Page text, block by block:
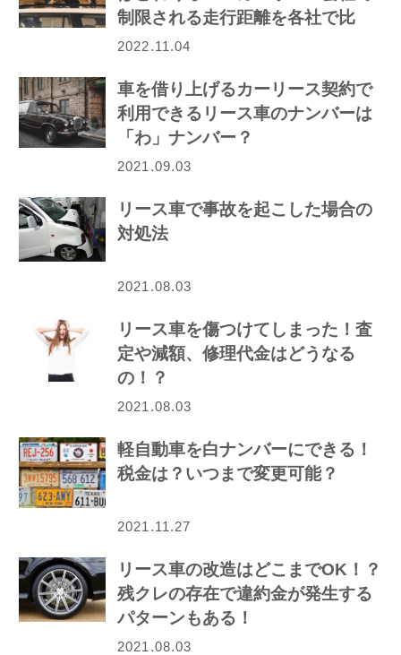
制限される走行距離を各社で比
較！
2022.11.04
車を借り上げるカーリース契約で
利用できるリース車のナンバーは
「わ」ナンバー？
2021.09.03
リース車で事故を起こした場合の
対処法
2021.08.03
リース車を傷つけてしまった！査
定や減額、修理代金はどうなる
の！？
2021.08.03
軽自動車を白ナンバーにできる！
税金は？いつまで変更可能？
2021.11.27
リース車の改造はどこまでOK！？
残クレの存在で違約金が発生する
パターンもある！
2021.08.03